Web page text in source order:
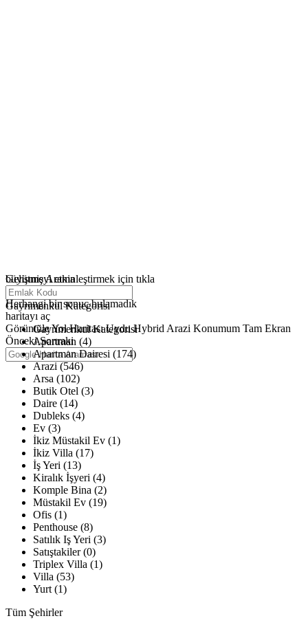
büyütmeyi etkinleştirmek için tıkla
Haritalar yükleniyor
Herhangi bir sonuç bulamadık
haritayı aç
GörüntüleYol Haritası Uydu Hybrid Arazi Konumum Tam Ekran
Önceki Sonraki
Gelişmiş Arama
Gayrimenkul Kategorisi
Gayrimenkul Kategorisi
Apartman (4)
Apartman Dairesi (174)
Arazi (546)
Arsa (102)
Butik Otel (3)
Daire (14)
Dubleks (4)
Ev (3)
İkiz Müstakil Ev (1)
İkiz Villa (17)
İş Yeri (13)
Kiralık İşyeri (4)
Komple Bina (2)
Müstakil Ev (19)
Ofis (1)
Penthouse (8)
Satılık Iş Yeri (3)
Satıştakiler (0)
Triplex Villa (1)
Villa (53)
Yurt (1)
Tüm Şehirler